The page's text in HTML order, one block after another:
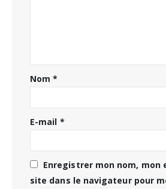
Nom*
E-mail *
Enregistrer mon nom, mon
site dans le navigateur pour